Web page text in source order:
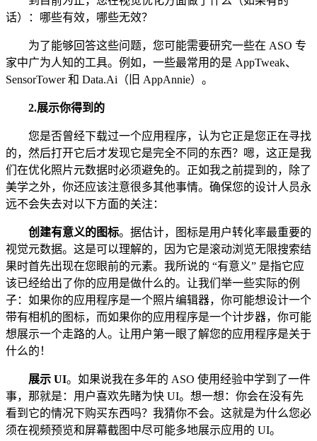
话）：哪些有效，哪些无效？
为了能够回答这些问题，您可能需要研究一些在 ASO 专
家中广为人知的工具。例如，一些最常用的是 AppTweak、
SensorTower 和 Data.Ai（旧 AppAnnie）。
2.展示你得到的
您是否曾经下载过一个应用程序，认为它正是您正在寻找
的，然后打开它后才发现它是完全不同的东西？嗯，这正是我
们在优化照片元数据时必须避免的。正如我之前提到的，除了
美学之外，你还应该注意很多其他事情。确保您的设计人员永
远不会失去对以下方面的关注：
创建有意义的图标。据估计，图标是用户转化率最重要的
视觉元数据。这是可以理解的，因为它是滚动浏览无限搜索结
果时首先出现在您眼前的元素。我所说的 “有意义” 是指它应
该已经给出了你的应用是做什么的。让我们举一些实际的例
子：如果你的应用程序是一个照片编辑器，你可能想设计一个
带有相机的图标，而如果你的应用程序是一个计步器，你可能
想展示一个走路的人。让用户第一眼了解您的应用程序是关于
什么的！
展示 UI。如果说我在多年的 ASO 使用经验中学到了一件
事，那就是：用户喜欢先睹为快 UI。想一想：你会在没有先
看到它的情况下购买东西吗？我猜你不会。这就是为什么您必
须在视频预览和屏幕截图中尽可能多地展示应用的 UI。